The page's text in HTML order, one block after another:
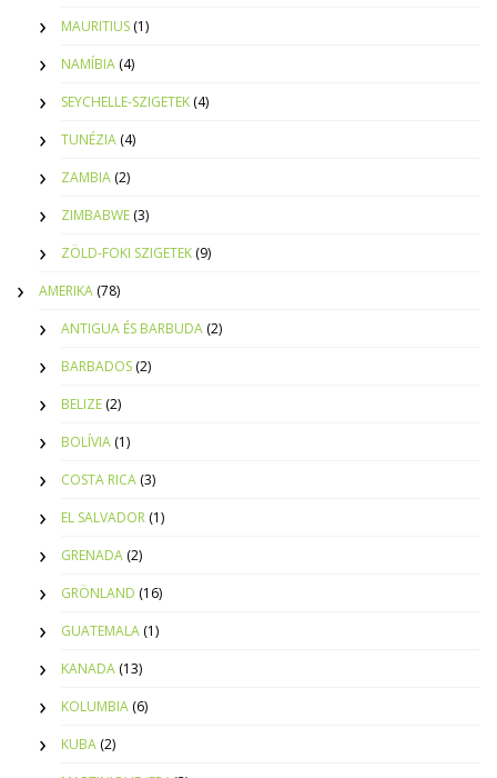
MAURITIUS (1)
NAMÍBIA (4)
SEYCHELLE-SZIGETEK (4)
TUNÉZIA (4)
ZAMBIA (2)
ZIMBABWE (3)
ZÖLD-FOKI SZIGETEK (9)
AMERIKA (78)
ANTIGUA ÉS BARBUDA (2)
BARBADOS (2)
BELIZE (2)
BOLÍVIA (1)
COSTA RICA (3)
EL SALVADOR (1)
GRENADA (2)
GRÖNLAND (16)
GUATEMALA (1)
KANADA (13)
KOLUMBIA (6)
KUBA (2)